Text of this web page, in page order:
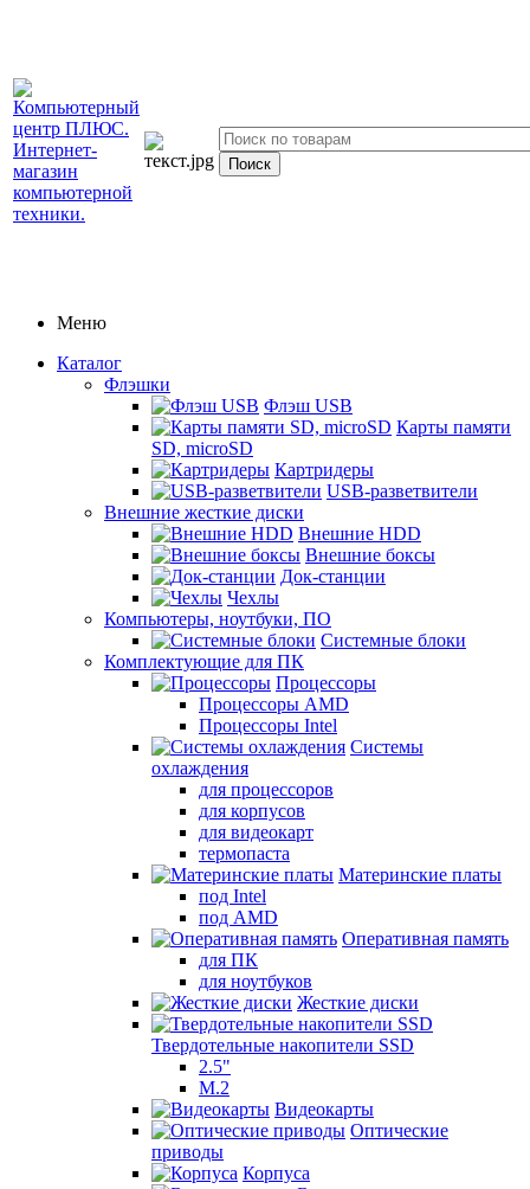
Меню
Каталог
Флэшки
Флэш USB
Карты памяти
SD, microSD
Картридеры
USB-разветвители
Внешние жесткие диски
Внешние HDD
Внешние боксы
Док-станции
Чехлы
Компьютеры, ноутбуки, ПО
Системные блоки
Комплектующие для ПК
Процессоры
Процессоры AMD
Процессоры Intel
Системы
охлаждения
для процессоров
для корпусов
для видеокарт
термопаста
Материнские платы
под Intel
под AMD
Оперативная память
для ПК
для ноутбуков
Жесткие диски
Твердотельные накопители SSD
2.5"
M.2
Видеокарты
Оптические
приводы
Корпуса